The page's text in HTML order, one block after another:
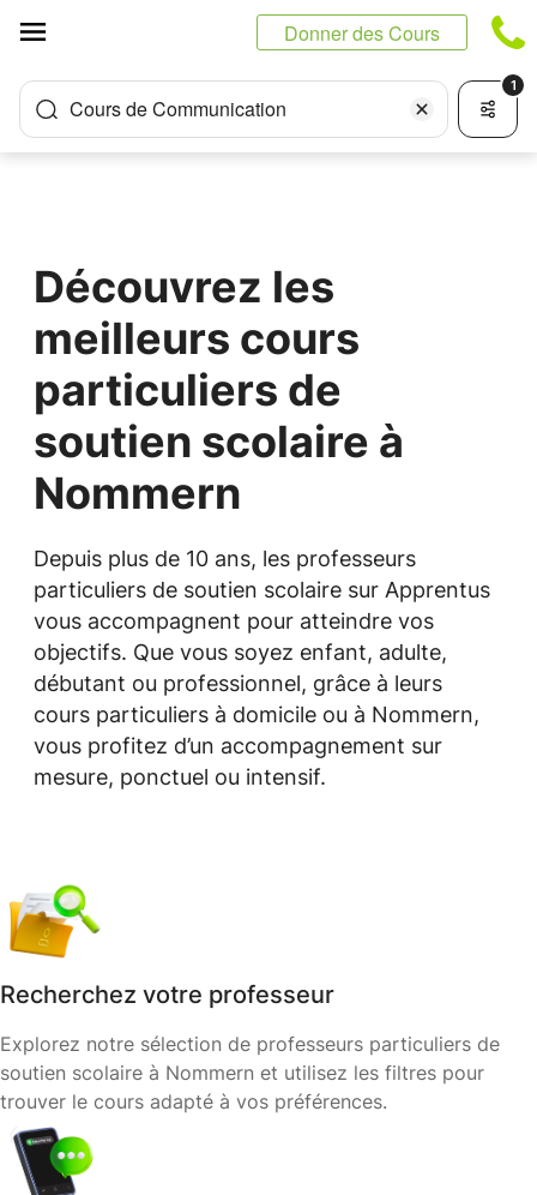
Donner des Cours
Cours de Communication
1
Découvrez les
meilleurs cours
particuliers de
soutien scolaire à
Nommern
Depuis plus de 10 ans, les professeurs
particuliers de soutien scolaire sur Apprentus
vous accompagnent pour atteindre vos
objectifs. Que vous soyez enfant, adulte,
débutant ou professionnel, grâce à leurs
cours particuliers à domicile ou à Nommern,
vous profitez d’un accompagnement sur
mesure, ponctuel ou intensif.
Recherchez votre professeur
Explorez notre sélection de professeurs particuliers de
soutien scolaire à Nommern et utilisez les filtres pour
trouver le cours adapté à vos préférences.